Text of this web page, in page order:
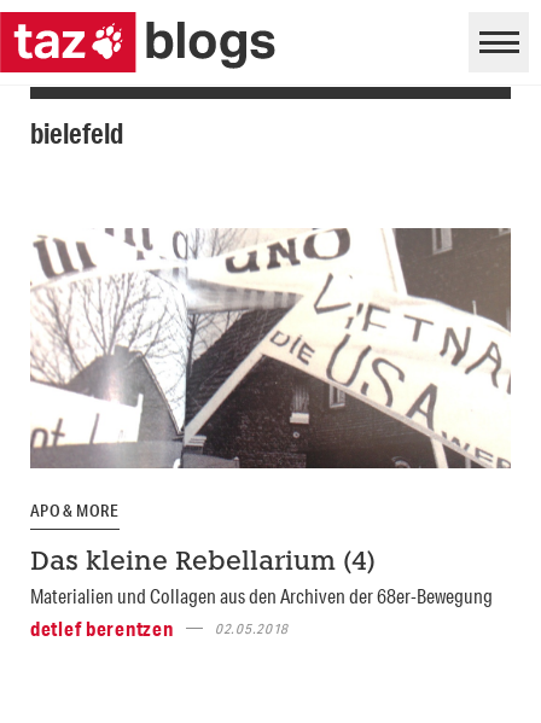
bielefeld
APO & MORE
Das kleine Rebellarium (4)
Materialien und Collagen aus den Archiven der 68er-Bewegung
detlef berentzen
02.05.2018